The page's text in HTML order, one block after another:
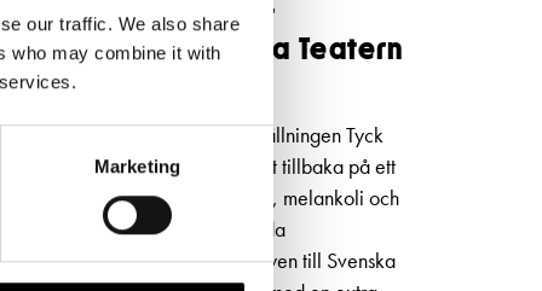
our traffic. We also share
who may combine it with
Marketing
låtarna inför
på Svenska Teatern
i höst
I den självbiografiska musikföreställningen Tyck
OM mig blickar Niklas Strömstedt tillbaka på ett
långt liv i rampljuset – med humor, melankoli och
oväntad öppenhet. Efter 80 utsålda
kommer succéshowen till Svenska